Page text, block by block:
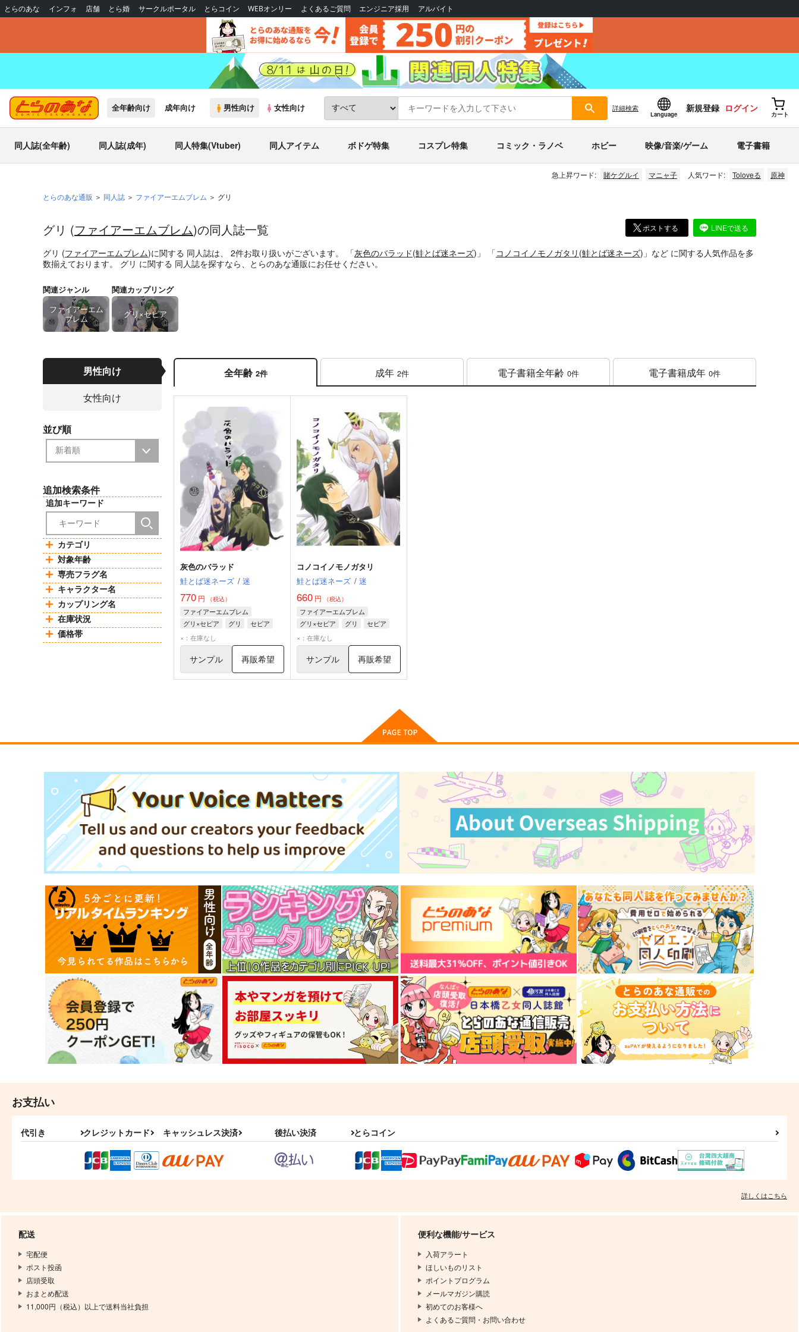
とらのあな インフォ 店舗 とら婚 サークルポータル とらコイン WEBオンリー よくあるご質問 エンジニア採用 アルバイト
全年齢向け 成年向け 男性向け 女性向け 詳細検索
Language
新規登録 ログイン
カート
同人誌(全年齢) 同人誌(成年) 同人特集(Vtuber) 同人アイテム ボドゲ特集 コスプレ特集 コミック・ラノベ ホビー 映像/音楽/ゲーム 電子書籍
急上昇ワード: 賭ケグルイ マニャ子 人気ワード: Toloveる 原神
とらのあな通販 同人誌 ファイアーエムブレム グリ
ポストする LINEで送る
グリ (ファイアーエムブレム)の同人誌一覧
グリ (ファイアーエムブレム)に関する 同人誌は、 2件お取り扱いがございます。 「灰色のバラッド(鮭とば迷ネーズ)」 「コノコイノモノガタリ (鮭とば迷ネーズ)」 など に関する人気作品を多
数揃えております。 グリ に関する 同人誌を探すなら、とらのあな通販にお任せください。
関連ジャンル
ファイアーエム
ブレム
関連カップリング
グリ×セピア
男性向け
女性向け
並び順
追加検索条件
追加キーワード
カテゴリ
対象年齢
専売フラグ名
キャラクター名
カップリング名
在庫状況
価格帯
全年齢 2件 成年 2件 電子書籍全年齢 0件 電子書籍成年 0件
灰色のバラッド
鮭とば迷ネーズ / 迷
770 円 （税込）
ファイアーエムブレム
グリ×セピア
グリ
セピア
×：在庫なし
サンプル 再販希望
コノコイノモノガタリ
鮭とば迷ネーズ / 迷
660円 （税込）
ファイアーエムブレム
グリ×セピア
グリ
セピア
×：在庫なし
サンプル 再販希望
お支払い
代引き クレジットカード キャッシュレス決済 後払い決済 とらコイン
詳しくはこちら
配送
宅配便
ポスト投函
店頭受取
おまとめ配送
11,000円（税込）以上で送料当社負担
便利な機能/サービス
入荷アラート
ほしいものリスト
ポイントプログラム
メールマガジン購読
初めてのお客様へ
よくあるご質問・お問い合わせ